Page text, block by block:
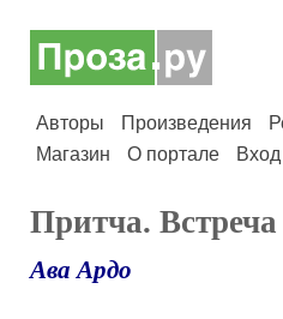
Авторы Произведения
Магазин
О портале
Притча. Встреча
Ава Ардо